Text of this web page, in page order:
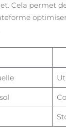
Cela permet